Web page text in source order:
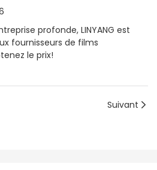
profonde, LINYANG est
fournisseurs de films
le prix!
Suivant